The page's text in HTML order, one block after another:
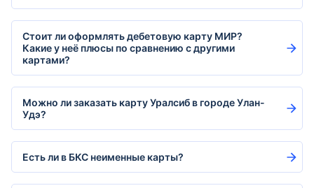
Стоит ли оформлять дебетовую карту МИР?
Какие у неё плюсы по сравнению с другими
картами?
Можно ли заказать карту Уралсиб в городе Улан-
Удэ?
Есть ли в БКС неименные карты?